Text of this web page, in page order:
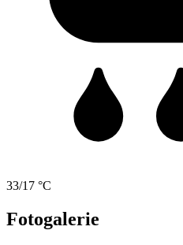
33/17 °C
Fotogalerie